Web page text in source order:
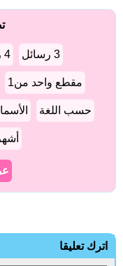
3 رسائل 4 رسائل
مقطع واحد من1
حسب اللغة
اترك تعليقا